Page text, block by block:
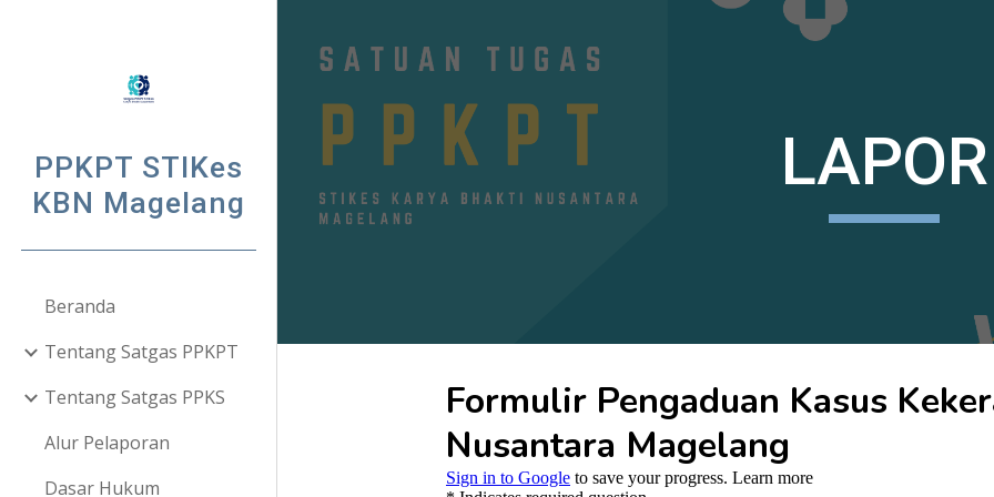
PPKPT STIKes
KBN Magelang
Beranda
Tentang Satgas PPKPT
Tentang Satgas PPKS
Alur Pelaporan
Dasar Hukum
LAPOR